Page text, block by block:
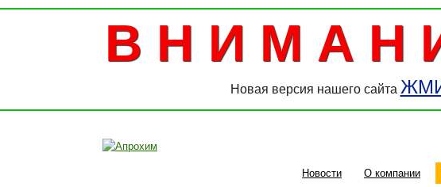
В Н И М А Н
Новая версия нашего сайта
Новости О компании